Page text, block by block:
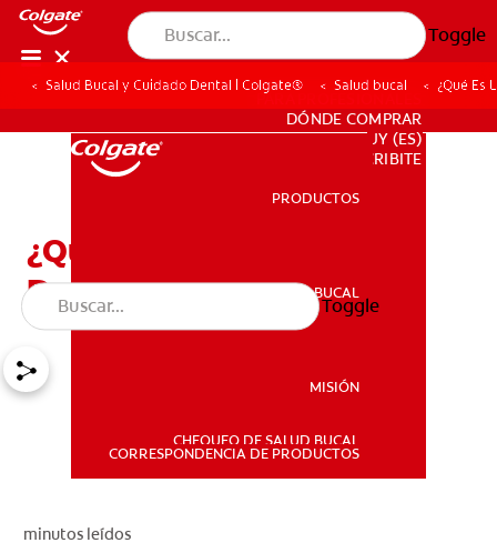
Toggle
SALUD BUCAL
PARA PROFESIONALES
DÓNDE COMPRAR
UY (ES)
SUSCRIBITE
PRODUCTOS
SALUD BUCAL
MISIÓN
CHEQUEO DE SALUD BUCAL
CORRESPONDENCIA DE PRODUCTOS
Toggle
Salud Bucal y Cuidado Dental | Colgate® Salud bucal ¿Qué Es
¿Qué Es La Sensibilidad
Dental?
minutos leídos